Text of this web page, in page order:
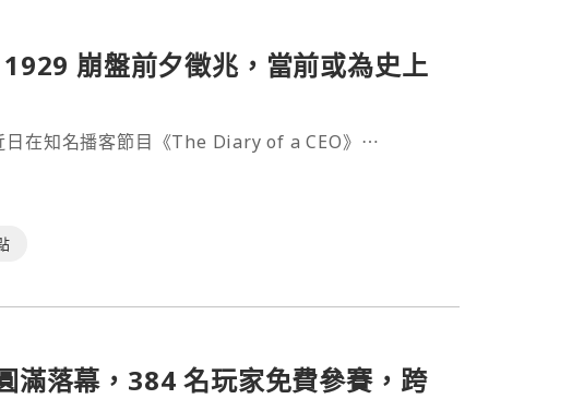
崩盤前夕徵兆，當前或為史上
日在知名播客節目《The Diary of a CEO》⋯
滿落幕，384 名玩家免費參賽，跨